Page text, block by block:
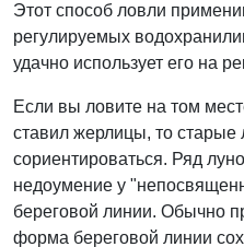
Этот способ ловли
регулируемых
удачно использует его на
Если вы ловите на том
ставил жерлицы, то старые
сориентироваться. Ряд
недоумение у
береговой линии. Обычно
форма береговой линии